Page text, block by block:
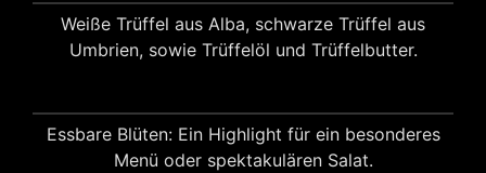
Weiße Trüffel aus Alba, schwarze Trüffel aus
Umbrien, sowie Trüffelöl und Trüffelbutter.
Essbare Blüten: Ein Highlight für ein besonderes
Menü oder spektakulären Salat.